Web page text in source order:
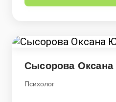
Сысорова
Психолог